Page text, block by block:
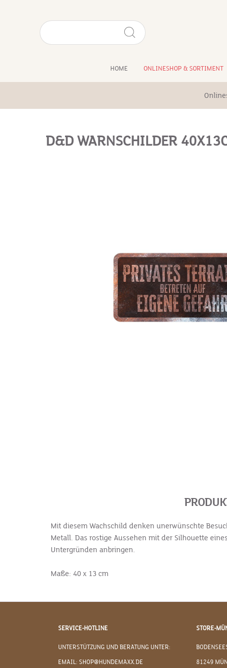
HOME ONLINESHOP & SORTIMENT
D&D WARNSCHILDER
Mit diesem Wachschild denken unerwünschte
Metall. Das rostige Aussehen mit der Silhouette
Untergründen anbringen.
Maße: 40 x 13 cm
SERVICE-HOTLINE
UNTERSTÜTZUNG UND BERATUNG UNTER:
EMAIL: SHOP@HUNDEMAXX.DE
STORE-
81249